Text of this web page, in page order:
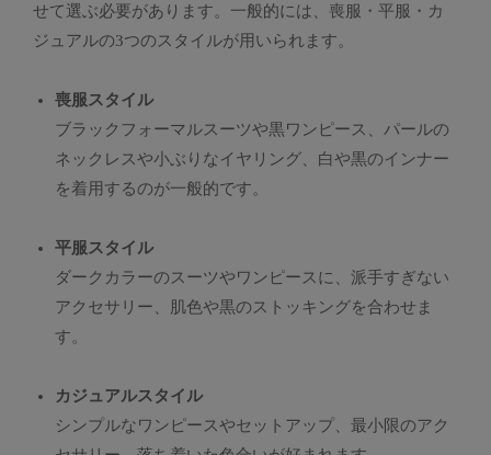
せて選ぶ必要があります。一般的には、喪服・平服・カ
ジュアルの3つのスタイルが用いられます。
喪服スタイル
ブラックフォーマルスーツや黒ワンピース、パールの
ネックレスや小ぶりなイヤリング、白や黒のインナー
を着用するのが一般的です。
平服スタイル
ダークカラーのスーツやワンピースに、派手すぎない
アクセサリー、肌色や黒のストッキングを合わせま
す。
カジュアルスタイル
シンプルなワンピースやセットアップ、最小限のアク